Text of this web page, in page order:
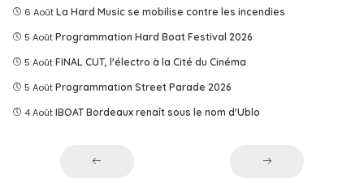
6 Août La Hard Music se mobilise contre les incendies
5 Août Programmation Hard Boat Festival 2026
5 Août FINAL CUT, l'électro à la Cité du Cinéma
5 Août Programmation Street Parade 2026
4 Août IBOAT Bordeaux renaît sous le nom d'Ublo